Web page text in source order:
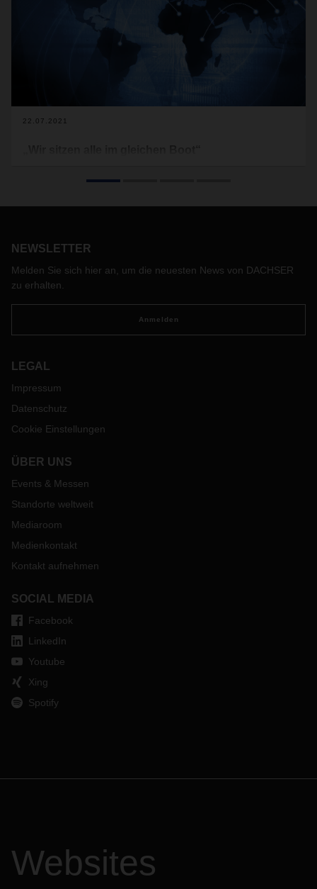
22.07.2021
NEWSLETTER
Melden Sie sich hier an, um die neuesten News von DACHSER
zu erhalten.
Anmelden
LEGAL
Impressum
Datenschutz
Cookie Einstellungen
ÜBER UNS
Events & Messen
Standorte weltweit
Mediaroom
Medienkontakt
Kontakt aufnehmen
SOCIAL MEDIA
Facebook
LinkedIn
Youtube
Xing
Spotify
Websites